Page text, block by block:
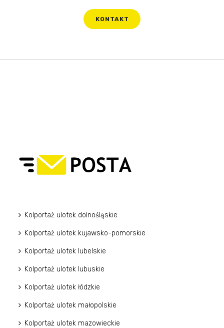
KONTAKT
Kolportaż ulotek dolnośląskie
Kolportaż ulotek kujawsko-pomorskie
Kolportaż ulotek lubelskie
Kolportaż ulotek lubuskie
Kolportaż ulotek łódzkie
Kolportaż ulotek małopolskie
Kolportaż ulotek mazowieckie